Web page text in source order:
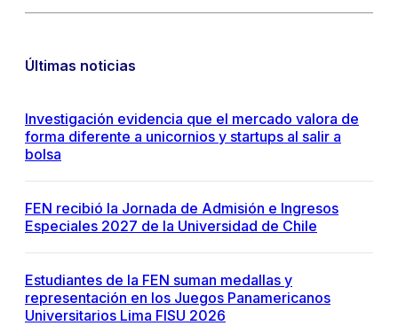
Últimas noticias
Investigación evidencia que el mercado valora de
forma diferente a unicornios y startups al salir a
bolsa
FEN recibió la Jornada de Admisión e Ingresos
Especiales 2027 de la Universidad de Chile
Estudiantes de la FEN suman medallas y
representación en los Juegos Panamericanos
Universitarios Lima FISU 2026